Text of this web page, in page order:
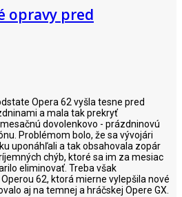
opravy pred
Opera 62 vyšla tesne pred
a mala tak prekryť
dovolenkovo - prázdninovú
Problémom bolo, že sa vývojári
uponáhľali a tak obsahovala zopár
chýb, ktoré sa im za mesiac
eliminovať. Treba však
62, ktorá mierne vylepšila nové
aj na temnej a hráčskej Opere GX.